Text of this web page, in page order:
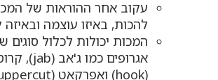
עקוב אחר ההוראות של
להכות, באיזו עוצמה
המכות יכולות לכלול סוגים
(hook) ואפרקאט (uppercut).